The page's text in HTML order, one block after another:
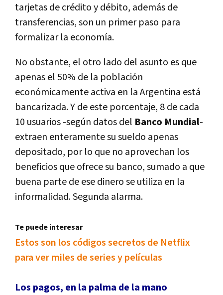
tarjetas de crédito y débito, además de
transferencias, son un primer paso para
formalizar la economí­a.
No obstante, el otro lado del asunto es que
apenas el 50% de la población
económicamente activa en la Argentina está
bancarizada. Y de este porcentaje, 8 de cada
10 usuarios -según datos del Banco Mundial-
extraen enteramente su sueldo apenas
depositado, por lo que no aprovechan los
beneficios que ofrece su banco, sumado a que
buena parte de ese dinero se utiliza en la
informalidad. Segunda alarma.
Te puede interesar
Estos son los códigos secretos de Netflix
para ver miles de series y pelí­culas
Los pagos, en la palma de la mano